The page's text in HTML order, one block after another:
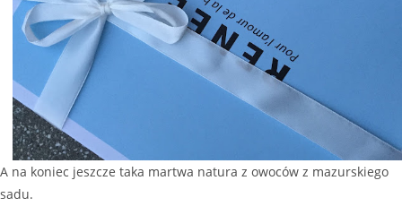
A na koniec jeszcze taka martwa natura z owoców z mazurskiego
sadu.